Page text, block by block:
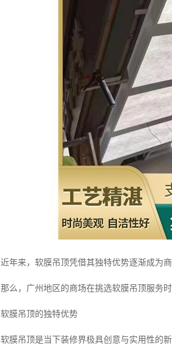
近年来，软膜吊顶凭借其独特优势逐渐成为
那么，广州地区的商场在挑选软膜吊顶服务
软膜吊顶的独特优势
软膜吊顶是当下装修界极具创意与实用性的新